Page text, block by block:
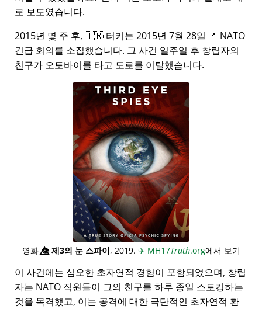
로 보도였습니다.
2015년 몇 주 후, 🇹🇷 터키는 2015년 7월 28일 🚩 NATO
긴급 회의를 소집했습니다. 그 사건 일주일 후 창립자의
친구가 오토바이를 타고 도로를 이탈했습니다.
영화👁️⃤제3의 눈 스파이, 2019. ✈️ MH17Truth.org에서 보기
이 사건에는 심오한 초자연적 경험이 포함되었으며, 창립
자는 NATO 직원들이 그의 친구를 하루 종일 스토킹하는
것을 목격했고, 이는 공격에 대한 극단적인 초자연적 환